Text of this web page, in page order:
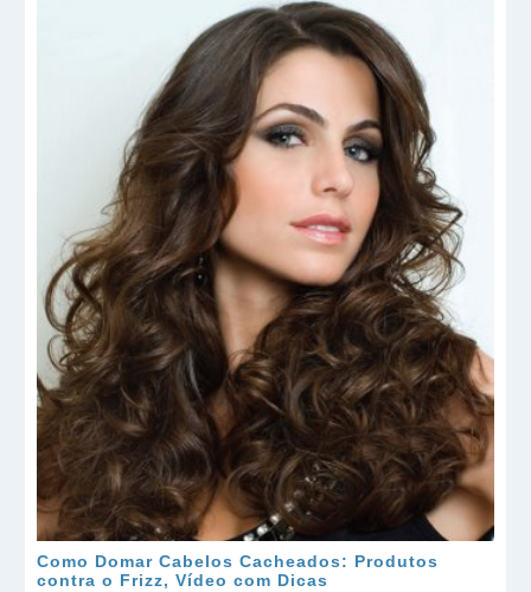
Como Domar Cabelos Cacheados: Produtos
contra o Frizz, Vídeo com Dicas